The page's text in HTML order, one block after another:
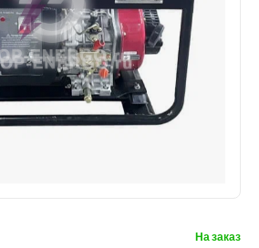
На заказ